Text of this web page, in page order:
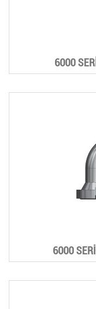
6000
6000